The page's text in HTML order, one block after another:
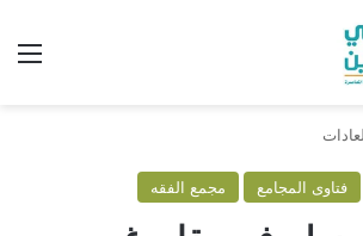
فتاوى المجامع مجمع الفقه